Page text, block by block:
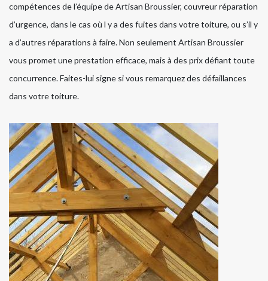
compétences de l’équipe de Artisan Broussier, couvreur réparation
d’urgence, dans le cas où l y a des fuites dans votre toiture, ou s’il y
a d’autres réparations à faire. Non seulement Artisan Broussier
vous promet une prestation efficace, mais à des prix défiant toute
concurrence. Faites-lui signe si vous remarquez des défaillances
dans votre toiture.